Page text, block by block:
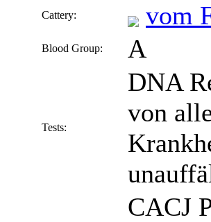
Cattery: vom
Blood Group: A
Tests:
DNA
von
CACJ